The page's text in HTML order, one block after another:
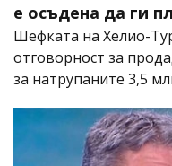
е осъдена да ги
Шефката на Хелио-
отговорност за
за натрупаните 3,5